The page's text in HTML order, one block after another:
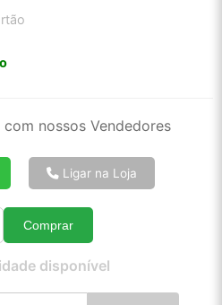
com nossos Vendedores
Ligar na Loja
Quantidade
Comprar
disponível